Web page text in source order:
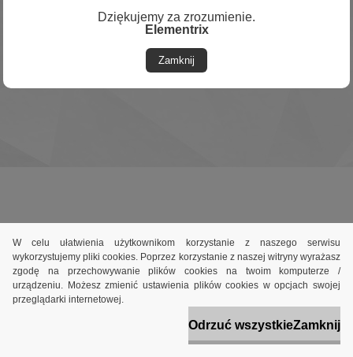
W celu ułatwienia użytkownikom korzystanie z naszego serwisu
wykorzystujemy pliki cookies. Poprzez korzystanie z naszej witryny wyrażasz
zgodę na przechowywanie plików cookies na twoim komputerze /
urządzeniu. Możesz zmienić ustawienia plików cookies w opcjach swojej
przeglądarki internetowej.
Odrzuć wszystkieZamknij
Utworzony przez system
Dziękujemy za zrozumienie.
Elementrix
Zamknij